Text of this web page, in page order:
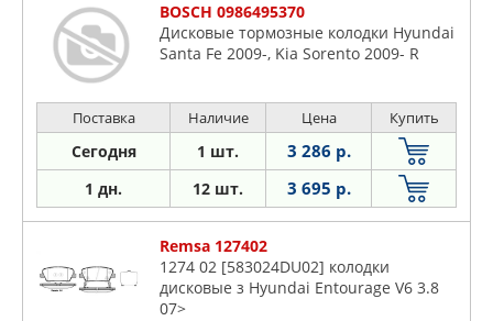
BOSCH 0986495370
Дисковые тормозные колодки Hyundai
Santa Fe 2009-, Kia Sorento 2009- R
Поставка Наличие Цена Купить
Сегодня 1 шт. 3 286 р.
1 дн. 12 шт. 3 695 р.
Remsa 127402
1274 02 [583024DU02] колодки
дисковые з Hyundai Entourage V6 3.8
07>